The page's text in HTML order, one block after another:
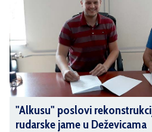
"Alkusu" poslovi
rudarske jame u Deževicama